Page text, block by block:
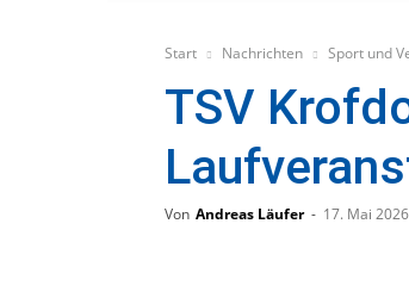
Start Nachrichten Sport und
TSV
Von Andreas Läufer - 17. Mai 2026